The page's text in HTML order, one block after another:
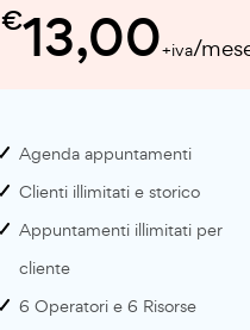
€13,00+iva/
Agenda appuntamenti
Clienti illimitati e storico
Appuntamenti illimitati per
cliente
6 Operatori e 6 Risorse